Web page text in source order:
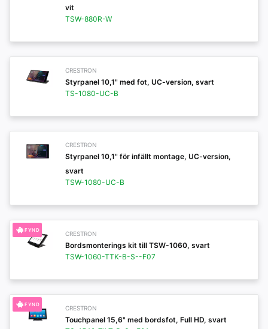
vit
TSW-880R-W
CRESTRON
Styrpanel 10,1" med fot, UC-version, svart
TS-1080-UC-B
CRESTRON
Styrpanel 10,1" för infällt montage, UC-version,
svart
TSW-1080-UC-B
CRESTRON
Bordsmonterings kit till TSW-1060, svart
TSW-1060-TTK-B-S--F07
FYND
CRESTRON
Touchpanel 15,6" med bordsfot, Full HD, svart
FYND